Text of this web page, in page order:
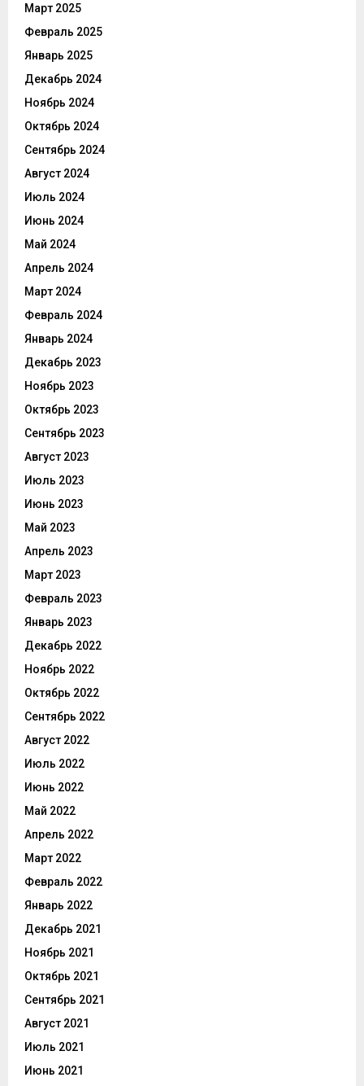
Март 2025
Февраль 2025
Январь 2025
Декабрь 2024
Ноябрь 2024
Октябрь 2024
Сентябрь 2024
Август 2024
Июль 2024
Июнь 2024
Май 2024
Апрель 2024
Март 2024
Февраль 2024
Январь 2024
Декабрь 2023
Ноябрь 2023
Октябрь 2023
Сентябрь 2023
Август 2023
Июль 2023
Июнь 2023
Май 2023
Апрель 2023
Март 2023
Февраль 2023
Январь 2023
Декабрь 2022
Ноябрь 2022
Октябрь 2022
Сентябрь 2022
Август 2022
Июль 2022
Июнь 2022
Май 2022
Апрель 2022
Март 2022
Февраль 2022
Январь 2022
Декабрь 2021
Ноябрь 2021
Октябрь 2021
Сентябрь 2021
Август 2021
Июль 2021
Июнь 2021